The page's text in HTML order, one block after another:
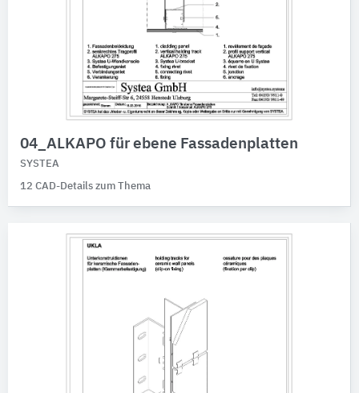
04_ALKAPO für ebene Fassadenplatten
SYSTEA
12 CAD-Details zum Thema